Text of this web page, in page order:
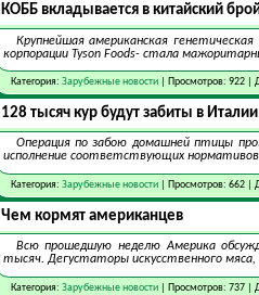
КОББ вкладывается в китайский
Крупнейшая американская
корпорации Tyson Foods- стала
Категория: Зарубежные новости| Просмотров: 922 |
128 тысяч кур будут забиты в
Операция по забою домашней птицы
исполнение соответствующих
Категория: Зарубежные новости| Просмотров: 662 |
Чем кормят американцев
Всю прошедшую неделю Америка
тысяч. Дегустаторы искусственного
Категория: Зарубежные новости| Просмотров: 737 |